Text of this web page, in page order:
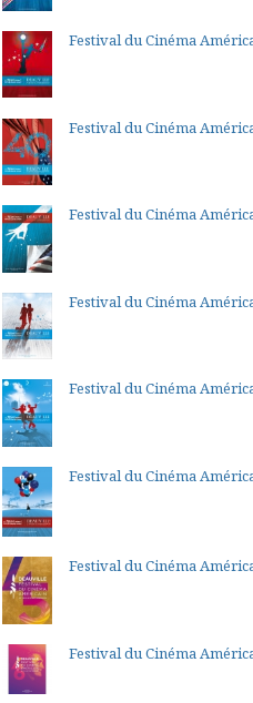
Festival du Cinéma
Festival du Cinéma
Festival du Cinéma
Festival du Cinéma
Festival du Cinéma
Festival du Cinéma
Festival du Cinéma
Festival du Cinéma